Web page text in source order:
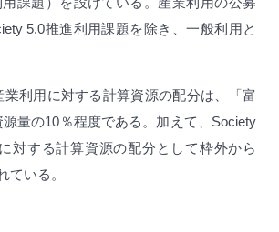
5.0推進利用課題を除き、一般利用と
利用に対する計算資源の配分は、「富
量の10％程度である。加えて、Society
対する計算資源の配分として枠外から
ている。